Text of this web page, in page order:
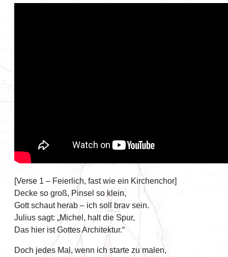
[Verse 1 – Feierlich, fast wie ein Kirchenchor]
Decke so groß, Pinsel so klein,
Gott schaut herab – ich soll brav sein.
Julius sagt: „Michel, halt die Spur,
Das hier ist Gottes Architektur.“
Doch jedes Mal, wenn ich starte zu malen,